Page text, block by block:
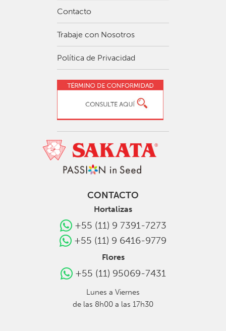
Contacto
Trabaje con Nosotros
Política de Privacidad
CONTACTO
Hortalizas
+55 (11) 9 7391-7273
+55 (11) 9 6416-9779
Flores
+55 (11) 95069-7431
Lunes a Viernes
de las 8h00 a las 17h30